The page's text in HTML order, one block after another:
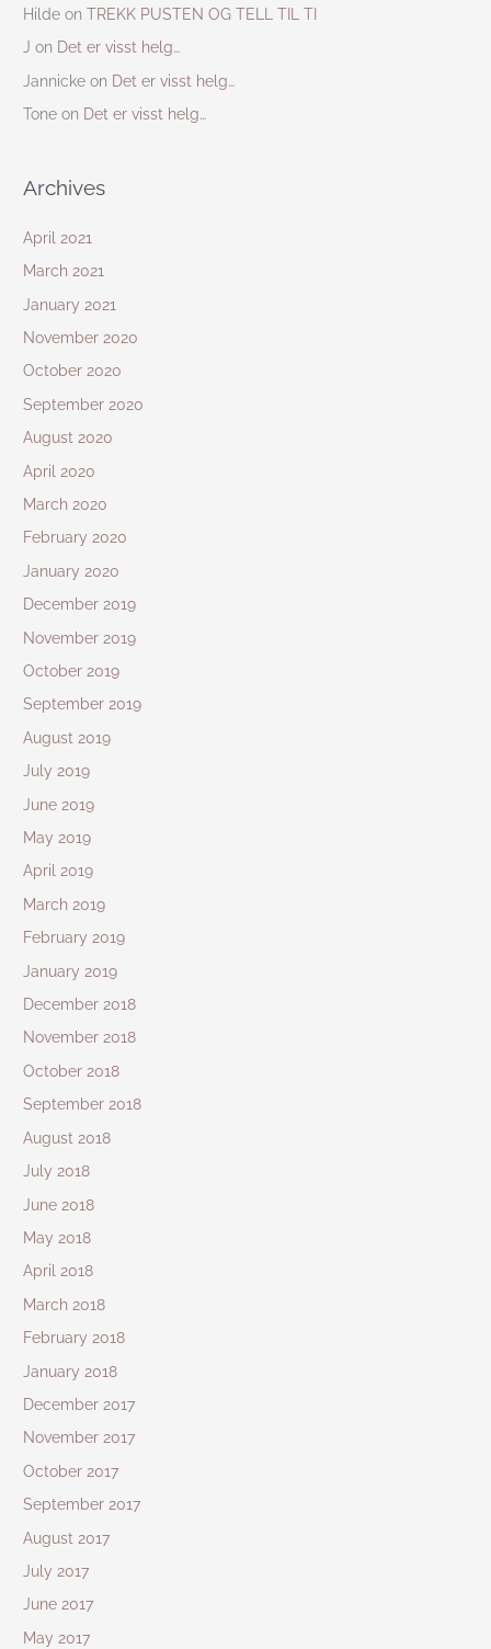
Hilde onTREKK PUSTEN OG TELL TIL TI
J on Det er visst helg…
Jannicke on Det er visst helg…
Tone on Det er visst helg…
Archives
April 2021
March 2021
January 2021
November 2020
October 2020
September 2020
August 2020
April 2020
March 2020
February 2020
January 2020
December 2019
November 2019
October 2019
September 2019
August 2019
July 2019
June 2019
May 2019
April 2019
March 2019
February 2019
January 2019
December 2018
November 2018
October 2018
September 2018
August 2018
July 2018
June 2018
May 2018
April 2018
March 2018
February 2018
January 2018
December 2017
November 2017
October 2017
September 2017
August 2017
July 2017
June 2017
May 2017